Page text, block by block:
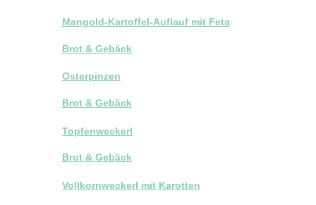
Mangold-Kartoffel-Auflauf mit Feta
Brot & Gebäck
Osterpinzen
Brot & Gebäck
Topfenweckerl
Brot & Gebäck
Vollkornweckerl mit Karotten